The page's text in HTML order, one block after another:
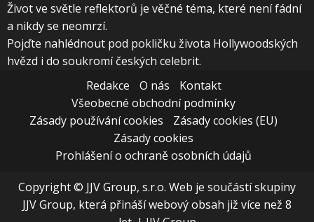
Život ve světle reflektorů je věčné téma, které není fádní
a nikdy se neomrzí.
Pojďte nahlédnout pod pokličku života Hollywoodských
hvězd i do soukromí českých celebrit.
Redakce
O nás
Kontakt
Všeobecné obchodní podmínky
Zásady používání cookies
Zásady cookies (EU)
Zásady cookies
Prohlášení o ochraně osobních údajů
Copyright © JJV Group, s.r.o. Web je součástí skupiny
JJV Group, která přináší webový obsah již více než 8